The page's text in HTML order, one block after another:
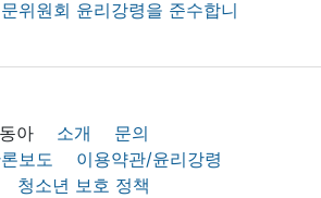
아 소개
문의
보도
이용약관/윤리강령
청소년 보호 정책